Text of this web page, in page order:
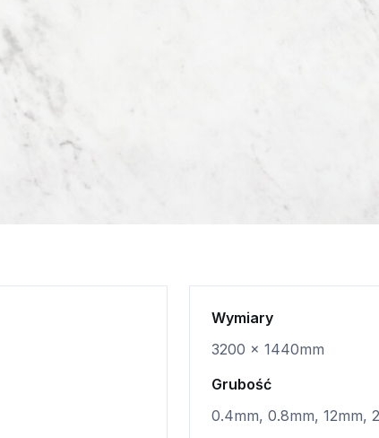
Wymiary
3200 x 1440mm
Grubość
0.4mm, 0.8mm, 12mm,